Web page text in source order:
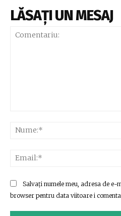
LĂSAȚI UN MESAJ
Salvați numele meu, adresa de e-
browser pentru data viitoare i